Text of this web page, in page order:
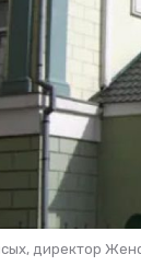
директор